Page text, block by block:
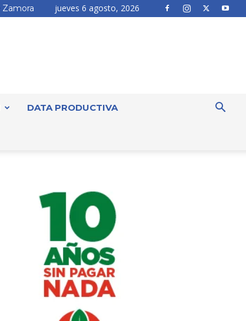
Zamora jueves 6 agosto, 2026
DATA PRODUCTIVA